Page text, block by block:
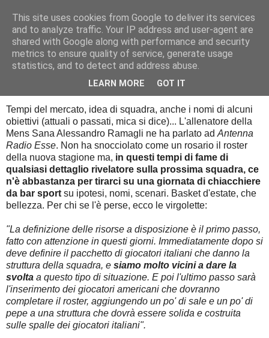
Palla al cerchio
giovedì 23 luglio 2015
Lo stato dei lavori, secondo Ramagli
Tempi del mercato, idea di squadra, anche i nomi di alcuni
obiettivi (attuali o passati, mica si dice)... L'allenatore della
Mens Sana Alessandro Ramagli ne ha parlato ad Antenna
Radio Esse. Non ha snocciolato come un rosario il roster
della nuova stagione ma, in questi tempi di fame di
qualsiasi dettaglio rivelatore sulla prossima squadra, ce
n'è abbastanza per tirarci su una giornata di chiacchiere
da bar sport su ipotesi, nomi, scenari. Basket d'estate, che
bellezza. Per chi se l'è perse, ecco le virgolette:
"La definizione delle risorse a disposizione è il primo passo,
fatto con attenzione in questi giorni. Immediatamente dopo si
deve definire il pacchetto di giocatori italiani che danno la
struttura della squadra, e siamo molto vicini a dare la
svolta a questo tipo di situazione. E poi l'ultimo passo sarà
l'inserimento dei giocatori americani che dovranno
completare il roster, aggiungendo un po' di sale e un po' di
pepe a una struttura che dovrà essere solida e costruita
sulle spalle dei giocatori italiani".
This site uses cookies from Google to deliver its services
and to analyze traffic. Your IP address and user-agent are
shared with Google along with performance and security
metrics to ensure quality of service, generate usage
statistics, and to detect and address abuse.
LEARN MORE GOT IT